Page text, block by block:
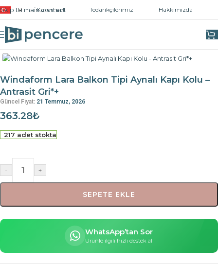
Skip to main content
TR Kurumsal Tedarikçilerimiz Hakkımızda
Ana Sayfa
Windaform Lara Balkon Tipi Aynalı Kapı Kolu –
Antrasit Gri*+
Güncel Fiyat: 21 Temmuz, 2026
363.28₺
217 adet stokta
- +
SEPETE EKLE
WhatsApp’tan Sor
Ürünle ilgili hızlı destek al